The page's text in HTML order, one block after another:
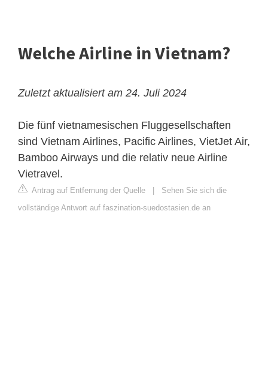
Welche Airline in Vietnam?
Zuletzt aktualisiert am 24. Juli 2024
Die fünf vietnamesischen Fluggesellschaften
sind Vietnam Airlines, Pacific Airlines, VietJet Air,
Bamboo Airways und die relativ neue Airline
Vietravel.
Antrag auf Entfernung der Quelle
Sehen Sie sich die
vollständige Antwort auf faszination-suedostasien.de an